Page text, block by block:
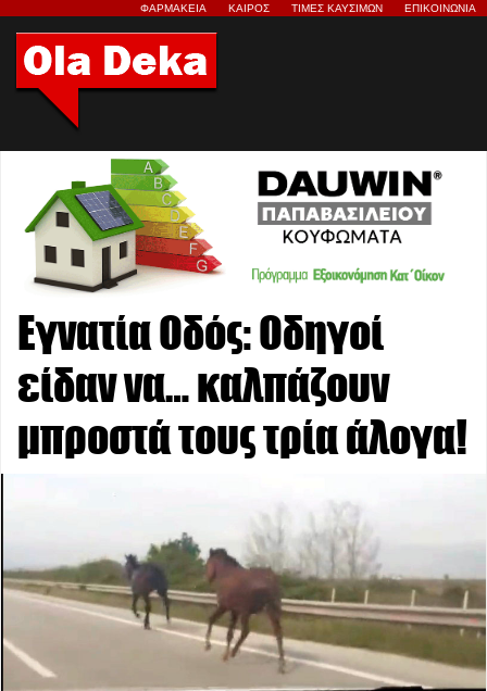
ΦΑΡΜΑΚΕΙΑ ΚΑΙΡΟΣ ΤΙΜΕΣ ΚΑΥΣΙΜΩΝ ΕΠΙΚΟΙΝΩΝΙΑ
Εγνατία Οδός: Οδηγοί
είδαν να… καλπάζουν
μπροστά τους τρία άλογα!